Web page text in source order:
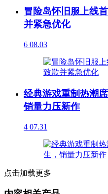
冒险岛怀旧服上线
并紧急优化
6 08.03
经典游戏重制热潮
销量力压新作
4 07.31
点击加载更多